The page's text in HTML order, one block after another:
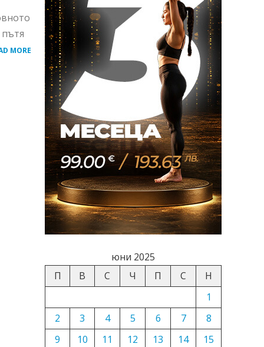
MORE
юни 2025
П
В С Ч П С
Н
1
2
3 4 5 6 7
8
9
10 11 12 13 14
15